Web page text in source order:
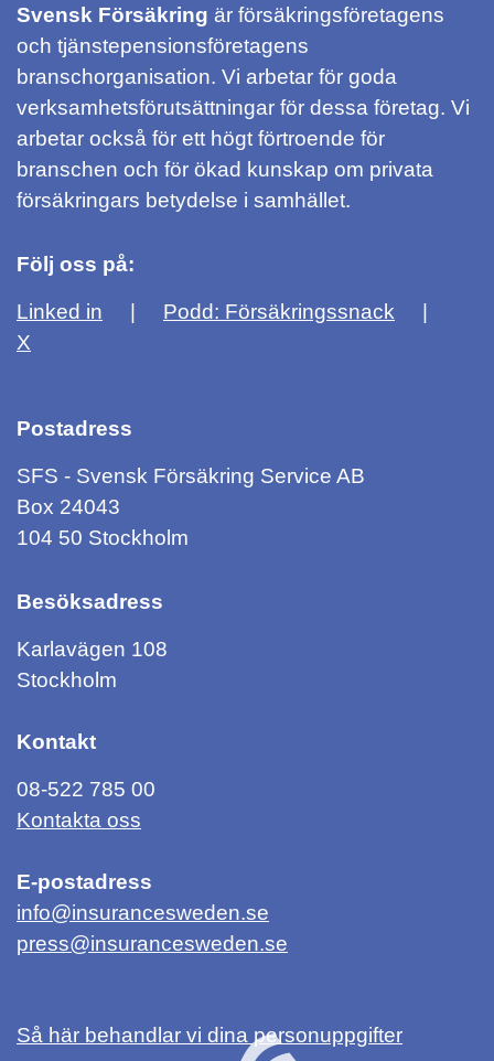
Svensk Försäkring är försäkringsföretagens
och tjänstepensionsföretagens
branschorganisation. Vi arbetar för goda
verksamhetsförutsättningar för dessa företag. Vi
arbetar också för ett högt förtroende för
branschen och för ökad kunskap om privata
försäkringars betydelse i samhället.
Följ oss på:
Linked in
Podd: Försäkringssnack
X
Postadress
SFS - Svensk Försäkring Service AB
Box 24043
104 50 Stockholm
Besöksadress
Karlavägen 108
Stockholm
Kontakt
08-522 785 00
Kontakta oss
E-postadress
info@insurancesweden.se
press@insurancesweden.se
Så här behandlar vi dina personuppgifter